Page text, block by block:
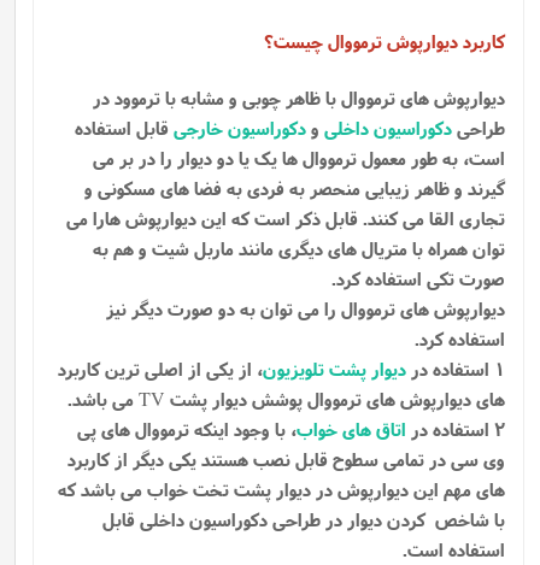
کاربرد دیوارپوش ترمووال چیست؟
دیوارپوش های ترمووال با ظاهر چوبی و مشابه با ترموود در
طراحیدکوراسیون داخلی ودکوراسیون خارجی قابل استفاده
است، به طور معمول ترمووال ها یک یا دو دیوار را در بر می
گیرند و ظاهر زیبایی منحصر به فردی به فضا های مسکونی و
تجاری القا می کنند. قابل ذکر است که این دیوارپوش هارا می
توان همراه با متریال های دیگری مانند ماربل شیت و هم به
صورت تکی استفاده کرد.
دیوارپوش های ترمووال را می توان به دو صورت دیگر نیز
استفاده کرد.
1 استفاده در
دیوار پشت تلویزیون، از یکی از اصلی ترین کاربرد
های دیوارپوش های ترمووال پوشش دیوار پشت TVمی باشد.
2 استفاده در
اتاق های خواب، با وجود اینکه ترمووال های پی
وی سی در تمامی سطوح قابل نصب هستند یکی دیگر از کاربرد
های مهم این دیوارپوش در دیوار پشت تخت خواب می باشد که
با شاخص کردن دیوار در طراحی دکوراسیون داخلی قابل
استفاده است.